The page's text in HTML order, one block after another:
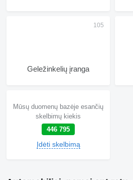
Geležinkelių įranga
Mūsų duomenų bazėje esančių
skelbimų kiekis
446 795
Įdėti skelbimą